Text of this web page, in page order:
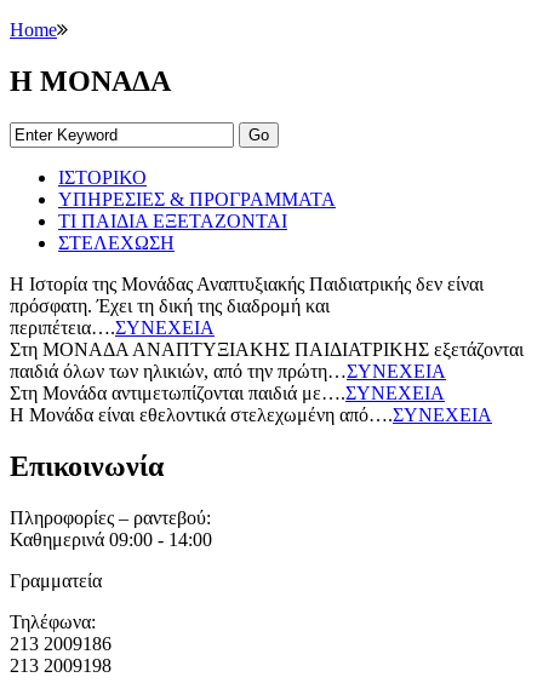
Home
Η ΜΟΝΑΔΑ
ΙΣΤΟΡΙΚΟ
ΥΠΗΡΕΣΙΕΣ & ΠΡΟΓΡΑΜΜΑΤΑ
ΤΙ ΠΑΙΔΙΑ ΕΞΕΤΑΖΟΝΤΑΙ
ΣΤΕΛΕΧΩΣΗ
H Ιστορία της Μονάδας Αναπτυξιακής Παιδιατρικής δεν είναι
πρόσφατη. Έχει τη δική της διαδρομή και
περιπέτεια….ΣΥΝΕΧΕΙΑ
Στη ΜΟΝΑΔΑ ΑΝΑΠΤΥΞΙΑΚΗΣ ΠΑΙΔΙΑΤΡΙΚΗΣ εξετάζονται
παιδιά όλων των ηλικιών, από την πρώτη…ΣΥΝΕΧΕΙΑ
Στη Μονάδα αντιμετωπίζονται παιδιά με….ΣΥΝΕΧΕΙΑ
Η Μονάδα είναι εθελοντικά στελεχωμένη από….ΣΥΝΕΧΕΙΑ
Επικοινωνία
Πληροφορίες – ραντεβού:
Καθημερινά 09:00 - 14:00
Γραμματεία
Τηλέφωνα:
213 2009186
213 2009198